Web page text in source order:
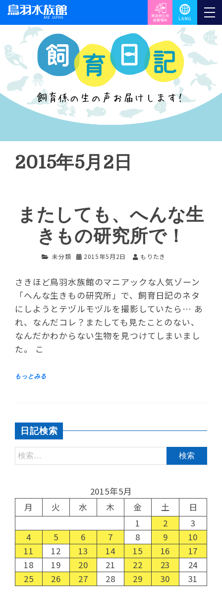
2015年5月2日
またしても、へんな生
きもの研究所で！
未分類 2015年5月2日 もりたき
さきほど鳥羽水族館のマニアックな人気ゾーン
「へんな生きもの研究所」で、飼育日記のネタ
にしようとテヅルモヅルを撮影していたら… あ
れ、なんだコレ？またしても見たことのない、
なんだかわからない生物を見つけてしまいまし
た。 こ
日記検索
2015年5月
月
火 水 木 金 土
日
1
2
3
4
5 6 7 8 9
10
11
12 13 14 15 16
17
18
19 20 21 22 23
24
25
26 27 28 29 30 31